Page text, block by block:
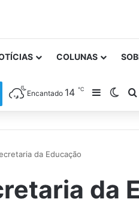
COLUNAS
Encantado 14℃ Barra
da Educação
da